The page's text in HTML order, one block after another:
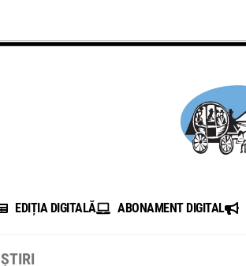
EDIȚIA DIGITALĂ ABONAMENT DIGITAL
ȘTIRI